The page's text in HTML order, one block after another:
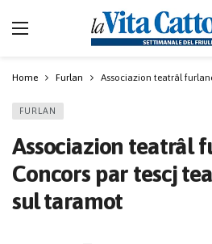
Home Furlan Associazion teatrâl
FURLAN
Associazion teatrâl
Concors par tescj
sul taramot